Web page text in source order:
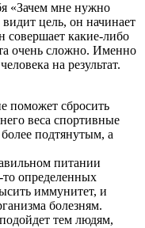
«Зачем мне нужно
цель, он начинает
совершает какие-либо
очень сложно. Именно
на результат.
поможет сбросить
веса спортивные
подтянутым, а
питании
определенных
иммунитет, и
болезням.
тем людям,